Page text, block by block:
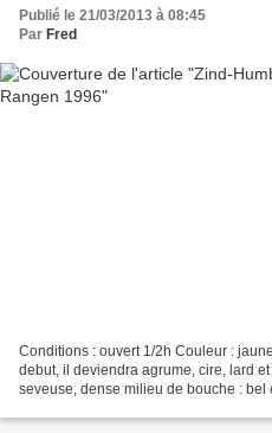
Publié le 21/03/2013 à 08:45
Par Fred
Conditions : ouvert 1/2h Couleur :
debut, il deviendra agrume, cire, lard
seveuse, dense milieu de bouche : bel